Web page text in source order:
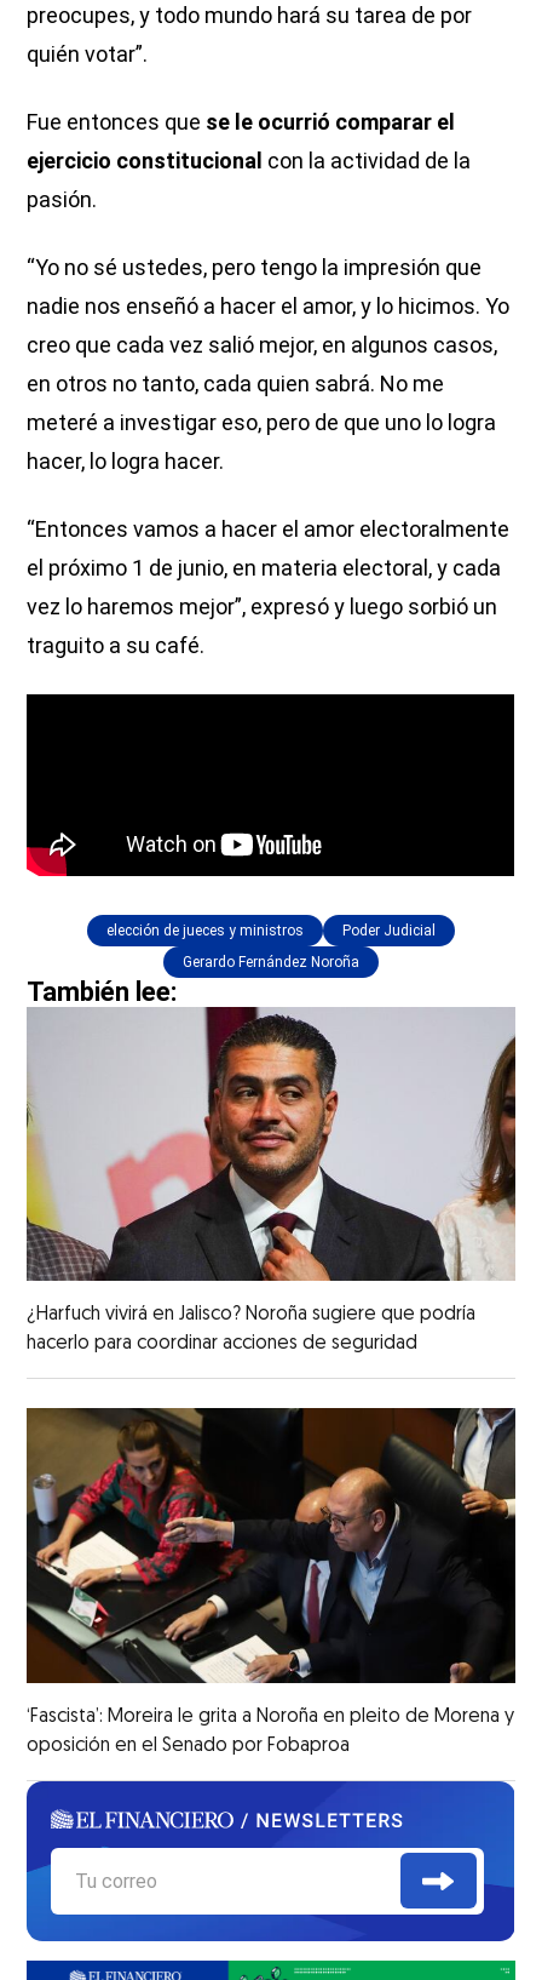
preocupes, y todo mundo hará su tarea de por
quién votar”.
Fue entonces que se le ocurrió comparar el
ejercicio constitucional con la actividad de la
pasión.
“Yo no sé ustedes, pero tengo la impresión que
nadie nos enseñó a hacer el amor, y lo hicimos. Yo
creo que cada vez salió mejor, en algunos casos,
en otros no tanto, cada quien sabrá. No me
meteré a investigar eso, pero de que uno lo logra
hacer, lo logra hacer.
“Entonces vamos a hacer el amor electoralmente
el próximo 1 de junio, en materia electoral, y cada
vez lo haremos mejor”, expresó y luego sorbió un
traguito a su café.
elección de jueces y ministros
Poder Judicial
Gerardo Fernández Noroña
También lee:
¿Harfuch vivirá en Jalisco? Noroña sugiere que podría
hacerlo para coordinar acciones de seguridad
‘Fascista’: Moreira le grita a Noroña en pleito de Morena y
oposición en el Senado por Fobaproa